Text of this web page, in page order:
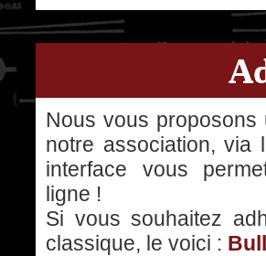
Nous vous
notre association, via
interface vous
ligne !
Si vous souhaitez
classique, le voici :